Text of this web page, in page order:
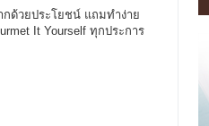
กด้วยประโยชน์ แถมทำง่าย
It Yourself ทุกประการ